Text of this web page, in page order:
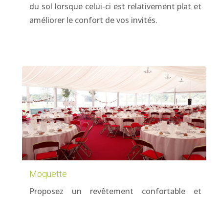
du sol lorsque celui-ci est relativement plat et
améliorer le confort de vos invités.
Moquette
Proposez un revêtement confortable et